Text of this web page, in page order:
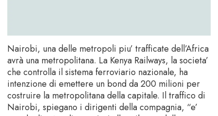
Nairobi, una delle metropoli piu’ trafficate dell’Africa
avrà una metropolitana. La Kenya Railways, la societa’
che controlla il sistema ferroviario nazionale, ha
intenzione di emettere un bond da 200 milioni per
costruire la metropolitana della capitale. Il traffico di
Nairobi, spiegano i dirigenti della compagnia, “e’